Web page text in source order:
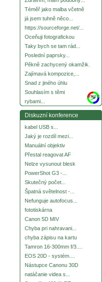
Téměř jako malba včetně
já jsem tuhně něco...
https://sourceforge.net/...
Oceňuji fotografickou
Taky bych se tam rád...
Poslední paprsky...
Pěkně zachycený okamžik.
Zajímavá kompozice,...
Snad z jiného úhlu
Souhlasím s těmi
rybami...
more
Diskuzní konference
kabel USB s...
Jaký je rozdíl mezi...
Manuální objektiv
Přestal reagovat AF
Nelze vysunout blesk
PowerShot G3 -...
Skutečný počet...
Špatná světelnost -...
Nefunguje autofocus...
fototiskárna
Canon 5D MIV
Chyba pri nahravani...
chyba zápisu na kartu
Tamron 16-300mm f/3....
EOS 20D - systém....
Nástupce Canonu 30D
natáčanie videa s...